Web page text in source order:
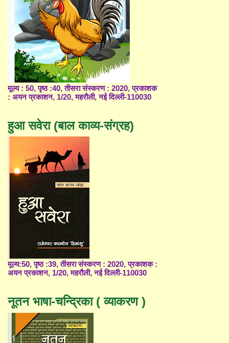
मूल्य : 50, पृष्ठ :40, तीसरा संस्करण : 2020, प्रकाशक
: अयन प्रकाशन, 1/20, महरौली, नई दिल्ली-110030
हुआ सवेरा (बाल काव्य-संग्रह)
मूल्य:50, पृष्ठ :39, तीसरा संस्करण : 2020, प्रकाशक :
अयन प्रकाशन, 1/20, महरौली, नई दिल्ली-110030
नूतन भाषा-चन्द्रिका ( व्याकरण )